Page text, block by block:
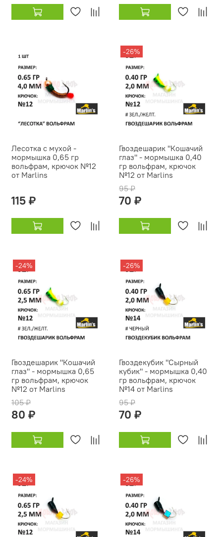
Лесотка с мухой -
мормышка 0,65 гр
вольфрам, крючок №12
от Marlins
115 ₽
-26%
Гвоздешарик "Кошачий
глаз" - мормышка 0,40
гр вольфрам, крючок
№12 от Marlins
95 ₽
70 ₽
-24%
Гвоздешарик "Кошачий
глаз" - мормышка 0,65
гр вольфрам, крючок
№12 от Marlins
105 ₽
80 ₽
-26%
Гвоздекубик "Сырный
кубик" - мормышка 0,40
гр вольфрам, крючок
№14 от Marlins
95 ₽
70 ₽
-24% -26%